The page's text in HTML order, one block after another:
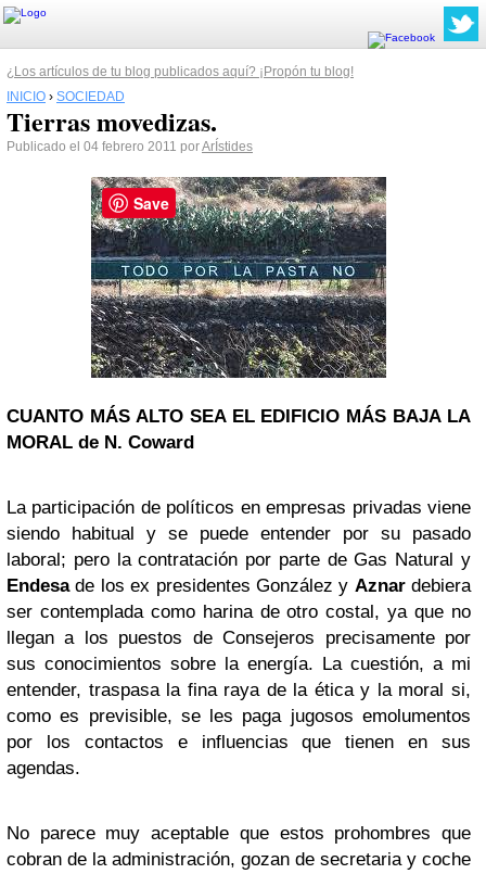
¿Los artículos de tu blog publicados aquí? ¡Propón tu blog!
INICIO › SOCIEDAD
Tierras movedizas.
Publicado el 04 febrero 2011 porArÍstides
CUANTO MÁS ALTO SEA EL EDIFICIO MÁS BAJA LA
MORAL de N. Coward
La participación de políticos en empresas privadas viene
siendo habitual y se puede entender por su pasado
laboral; pero la contratación por parte de Gas Natural y
Endesade los ex presidentes González y Aznardebiera
ser contemplada como harina de otro costal, ya que no
llegan a los puestos de Consejeros precisamente por
sus conocimientos sobre la energía. La cuestión, a mi
entender, traspasa la fina raya de la ética y la moral si,
como es previsible, se les paga jugosos emolumentos
por los contactos e influencias que tienen en sus
agendas.
No parece muy aceptable que estos prohombres que
cobran de la administración, gozan de secretaria y coche
Save